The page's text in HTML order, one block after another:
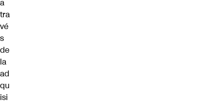
a
tra
vé
s
de
la
ad
qu
isi